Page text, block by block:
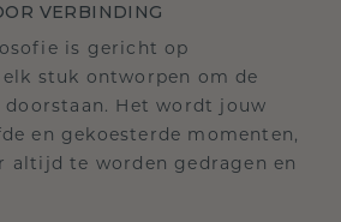
VERBINDING
is gericht op
stuk ontworpen om de
Het wordt jouw
en gekoesterde momenten,
altijd te worden gedragen en